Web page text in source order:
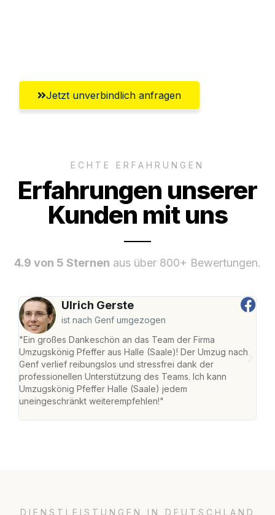
Jetzt unverbindlich anfragen
ECHTE ERFAHRUNGEN
Erfahrungen unserer
Kunden mit uns
4.9 von 5 Sternen aus über 800+ Bewertungen.
Ulrich Gerste
ist nach Genf umgezogen
"Ein großes Dankeschön an das Team der Firma
Umzugskönig Pfeffer aus Halle (Saale)! Der Umzug nach
Genf verlief reibungslos und stressfrei dank der
professionellen Unterstützung des Teams. Ich kann
Umzugskönig Pfeffer Halle (Saale) jedem
uneingeschränkt weiterempfehlen!"
DIENSTLEISTUNGEN IN DEUTSCHLAND